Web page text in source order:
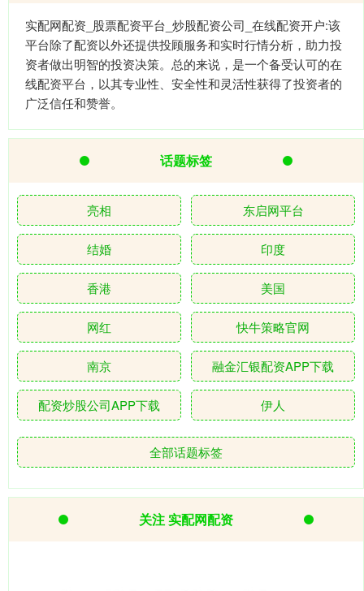
实配网配资_股票配资平台_炒股配资公司_在线配资开户:该
平台除了配资以外还提供投顾服务和实时行情分析，助力投
资者做出明智的投资决策。总的来说，是一个备受认可的在
线配资平台，以其专业性、安全性和灵活性获得了投资者的
广泛信任和赞誉。
话题标签
亮相 东启网平台
结婚 印度
香港 美国
网红 快牛策略官网
南京 融金汇银配资APP下载
配资炒股公司APP下载 伊人
全部话题标签
关注 实配网配资